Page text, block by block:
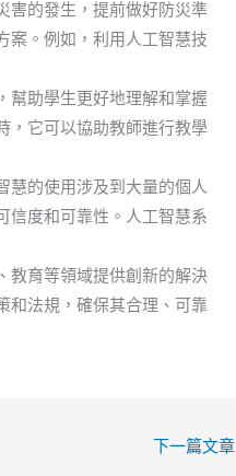
害的發生，提前做好防災準
案。例如，利用人工智慧技
幫助學生更好地理解和掌握
，它可以協助教師進行教學
慧的使用涉及到大量的個人
信度和可靠性。人工智慧系
教育等領域提供創新的解決
和法規，確保其合理、可靠
下一篇文章